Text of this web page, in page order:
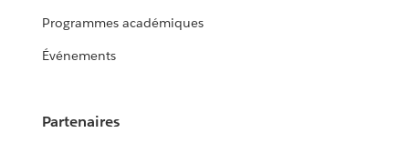
Programmes académiques
Événements
Partenaires